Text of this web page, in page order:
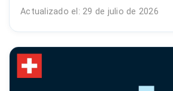
Actualizado el: 29 de julio de 2026